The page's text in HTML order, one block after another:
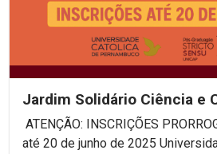
Jardim Solidário Ciência e
ATENÇÃO: INSCRIÇÕES
até 20 de junho de 2025